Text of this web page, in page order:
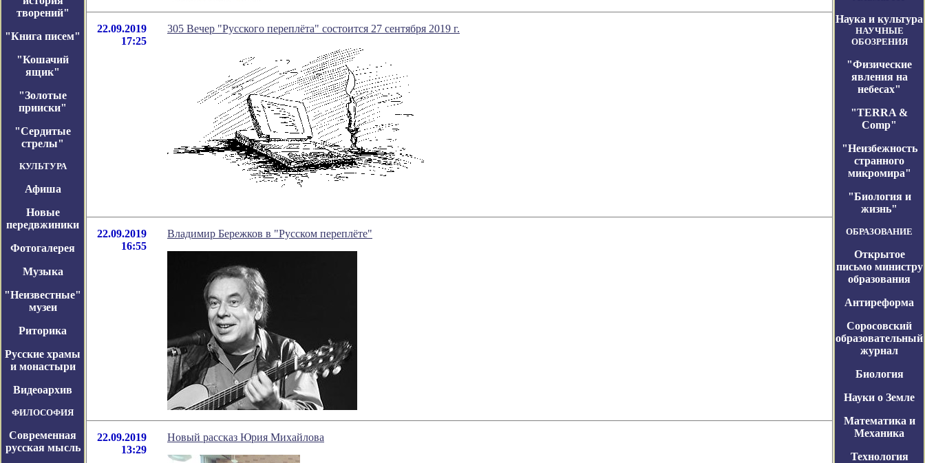
творений"
"Книга писем"
"Кошачий
ящик"
"Золотые
прииски"
"Сердитые
стрелы"
КУЛЬТУРА
Афиша
Новые
передвжиники
Фотогалерея
Музыка
"Неизвестные"
музеи
Риторика
Русские храмы
и монастыри
Видеоархив
ФИЛОСОФИЯ
Современная
русская мысль
22.09.2019
17:25
305 Вечер "Русского переплёта" состоится 27 сентября 2019 г.
22.09.2019
16:55
Владимир Бережков в "Русском переплёте"
22.09.2019
13:29
Новый рассказ Юрия Михайлова
Наука и культура
НАУЧНЫЕ
ОБОЗРЕНИЯ
"Физические
явления на
небесах"
"TERRA &
Comp"
"Неизбежность
странного
микромира"
"Биология и
жизнь"
ОБРАЗОВАНИЕ
Открытое
письмо министру
образования
Антиреформа
Соросовский
образовательный
журнал
Биология
Науки о Земле
Математика и
Механика
Технология